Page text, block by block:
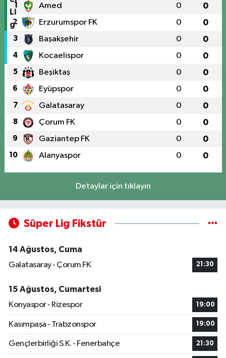
1 Amed 0 0
2 Erzurumspor FK 0 0
3 Başakşehir 0 0
4 Kocaelispor 0 0
5 Beşiktaş 0 0
6 Eyüpspor 0 0
7 Galatasaray 0 0
8 Çorum FK 0 0
9 Gaziantep FK 0 0
10 Alanyaspor 0 0
Detaylar için tıklayın
Süper Lig Fikstür
14 Ağustos, Cuma
Galatasaray - Çorum FK
21:30
15 Ağustos, Cumartesi
Konyaspor - Rizespor
19:00
Kasımpaşa - Trabzonspor 19:00
Gençlerbirliği S.K. - Fenerbahçe 21:30